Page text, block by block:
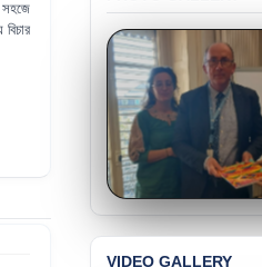
সহজে
Human
JMBF
VIDEO GALLERY